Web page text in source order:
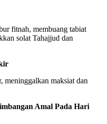
fitnah, membuang tabiat
solat Tahajjud dan
meninggalkan maksiat dan
Amal Pada Hari